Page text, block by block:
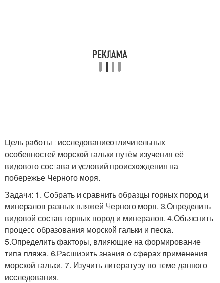
Цель работы : исследованиеотличительных
особенностей морской гальки путём изучения её
видового состава и условий происхождения на
побережье Черного моря.
Задачи: 1. Собрать и сравнить образцы горных пород и
минералов разных пляжей Черного моря. 3.Определить
видовой состав горных пород и минералов. 4.Объяснить
процесс образования морской гальки и песка.
5.Определить факторы, влияющие на формирование
типа пляжа. 6.Расширить знания о сферах применения
морской гальки. 7. Изучить литературу по теме данного
исследования.